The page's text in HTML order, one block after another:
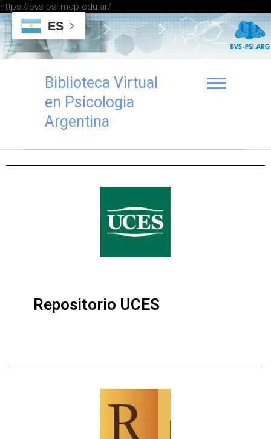
https://bvs-psi.mdp.edu.ar/
Biblioteca Virtual
en Psicologia
Argentina
Repositorio UCES
ES